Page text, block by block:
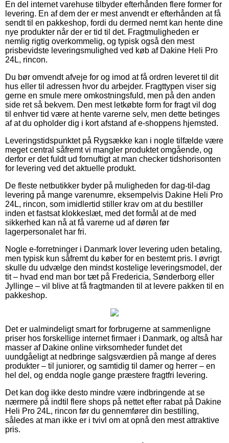
En del internet varehuse tilbyder efterhånden flere former for
levering. En af dem der er mest anvendt er efterhånden at få
sendt til en pakkeshop, fordi du dermed nemt kan hente dine
nye produkter når der er tid til det. Fragtmuligheden er
nemlig rigtig overkommelig, og typisk også den mest
prisbevidste leveringsmulighed ved køb af Dakine Heli Pro
24L, rincon.
Du bør omvendt afveje for og imod at få ordren leveret til dit
hus eller til adressen hvor du arbejder. Fragttypen viser sig
gerne en smule mere omkostningsfuld, men på den anden
side ret så bekvem. Den mest letkøbte form for fragt vil dog
til enhver tid være at hente varerne selv, men dette betinges
af at du opholder dig i kort afstand af e-shoppens hjemsted.
Leveringstidspunktet på Rygsække kan i nogle tilfælde være
meget central såfremt vi mangler produktet omgående, og
derfor er det fuldt ud fornuftigt at man checker tidshorisonten
for levering ved det aktuelle produkt.
De fleste netbutikker byder på muligheden for dag-til-dag
levering på mange varenumre, eksempelvis Dakine Heli Pro
24L, rincon, som imidlertid stiller krav om at du bestiller
inden et fastsat klokkeslæt, med det formål at de med
sikkerhed kan nå at få varerne ud af døren før
lagerpersonalet har fri.
Nogle e-forretninger i Danmark lover levering uden betaling,
men typisk kun såfremt du køber for en bestemt pris. I øvrigt
skulle du udvælge den mindst kostelige leveringsmodel, der
tit – hvad end man bor tæt på Fredericia, Sønderborg eller
Jyllinge – vil blive at få fragtmanden til at levere pakken til en
pakkeshop.
Det er ualmindeligt smart for forbrugerne at sammenligne
priser hos forskellige internet firmaer i Danmark, og altså har
masser af Dakine online virksomheder fundet det
uundgåeligt at nedbringe salgsværdien på mange af deres
produkter – til juniorer, og samtidig til damer og herrer – en
hel del, og endda nogle gange præstere fragtfri levering.
Det kan dog ikke desto mindre være indbringende at se
nærmere på indtil flere shops på nettet efter rabat på Dakine
Heli Pro 24L, rincon før du gennemfører din bestilling,
således at man ikke er i tvivl om at opnå den mest attraktive
pris.